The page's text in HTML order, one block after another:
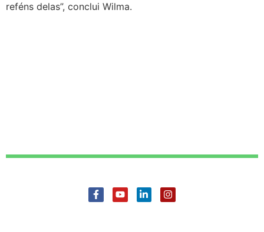
reféns delas”, conclui Wilma.